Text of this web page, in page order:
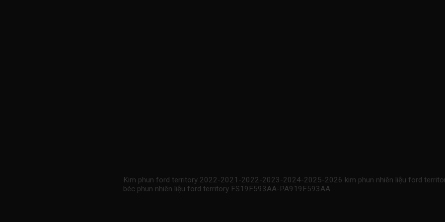
Kim phun ford territory 2022-2021-2022-2023-2024-2025-2026 kim phun nhiên liệu ford
béc phun nhiên liệu ford territory FS19F593AA-PA919F593AA